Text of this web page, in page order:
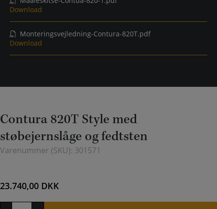
Download
Monteringsvejledning-Contura-820T.pdf
Download
Contura 820T Style med
støbejernslåge og fedtsten
Varenummer (SKU): 301571
23.740,00 DKK